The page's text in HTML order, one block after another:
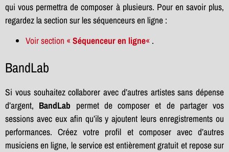
qui vous permettra de composer à plusieurs. Pour en savoir plus,
regardez la section sur les séquenceurs en ligne :
Voir section « Séquenceur en ligne« .
BandLab
Si vous souhaitez collaborer avec d’autres artistes sans dépense
d’argent, BandLab permet de composer et de partager vos
sessions avec eux afin qu’ils y ajoutent leurs enregistrements ou
performances. Créez votre profil et composer avec d’autres
musiciens en ligne, le service est entièrement gratuit et repose sur